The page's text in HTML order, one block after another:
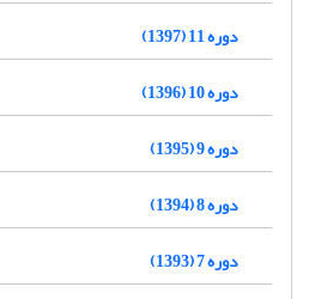
دوره 11 (1397)
دوره 10 (1396)
دوره 9 (1395)
دوره 8 (1394)
دوره 7 (1393)